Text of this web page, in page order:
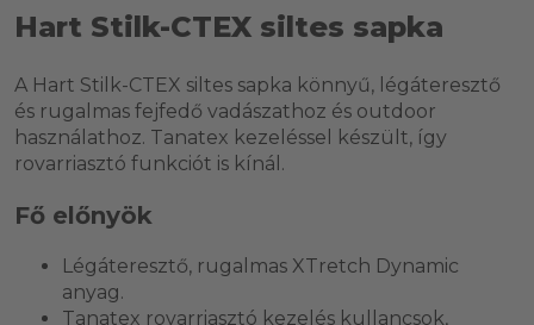
Hart Stilk-CTEX siltes sapka
A Hart Stilk-CTEX siltes sapka könnyű, légáteresztő
és rugalmas fejfedő vadászathoz és outdoor
használathoz. Tanatex kezeléssel készült, így
rovarriasztó funkciót is kínál.
Fő előnyök
Légáteresztő, rugalmas XTretch Dynamic
anyag.
Tanatex rovarriasztó kezelés kullancsok,